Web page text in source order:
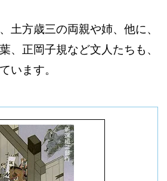
土方歳三の両親や姉、他に、
、正岡子規など文人たちも、
います。